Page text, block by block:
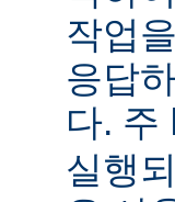
작업
응답
다. 주
실행